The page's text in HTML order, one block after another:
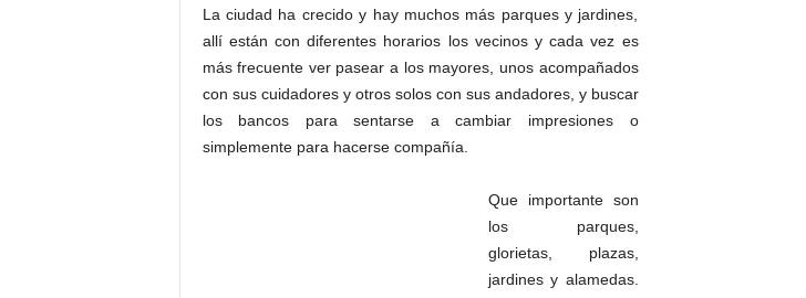
La ciudad ha crecido y hay muchos más parques y jardines,
allí están con diferentes horarios los vecinos y cada vez es
más frecuente ver pasear a los mayores, unos acompañados
con sus cuidadores y otros solos con sus andadores, y buscar
los bancos para sentarse a cambiar impresiones o
simplemente para hacerse compañía.
Que importante son
los parques,
glorietas, plazas,
jardines y alamedas.